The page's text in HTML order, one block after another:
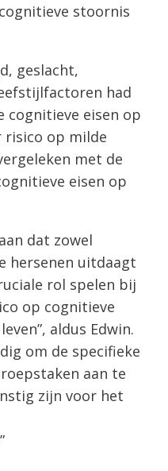
stoornis
geslacht,
had
cognitieve eisen op
risico op milde
met de
eisen op
dat zowel
hersenen uitdaagt
rol spelen bij
op cognitieve
aldus Edwin.
om de specifieke
aan te
zijn voor het